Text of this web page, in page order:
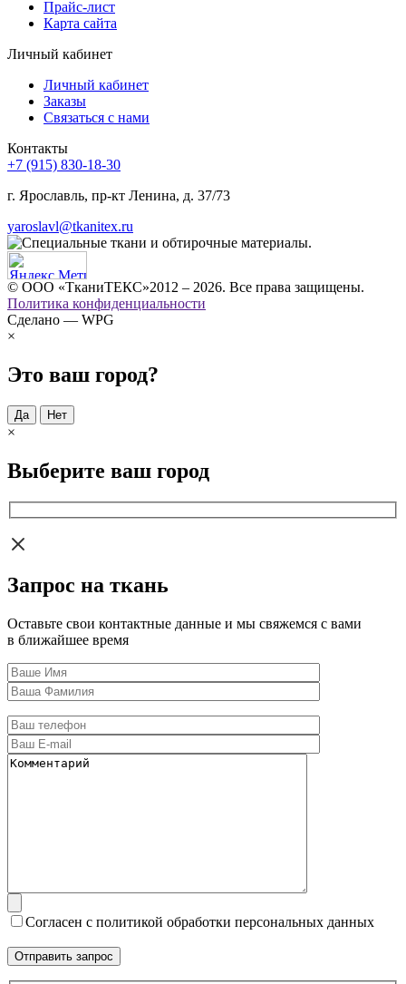
Прайс-лист
Карта сайта
Личный кабинет
Личный кабинет
Заказы
Связаться с нами
Контакты
+7 (915) 830-18-30
г. Ярославль, пр-кт Ленина, д. 37/73
yaroslavl@tkanitex.ru
© ООО «ТканиТЕКС»2012 – 2026. Все права защищены.
Политика конфиденциальности
Сделано — WPG
×
Это ваш город?
Да Нет
×
Выберите ваш город
Запрос на ткань
Оставьте свои контактные данные и мы свяжемся с вами
в ближайшее время
Согласен с политикой обработки персональных данных